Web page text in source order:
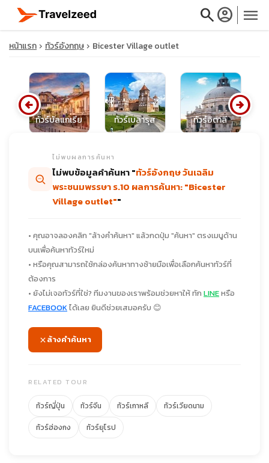
searchaccount_circle menu
close
calendar_month
search
หน้าแรก ทัวร์อังกฤษ Bicester Village outlet
ทัวร์บัลแกเรีย ทัวร์เบลารุส ทัวร์อิตาลี
arrow_circle_left arrow_circle_right
ไม่พบผลการค้นหา
ไม่พบข้อมูลคำค้นหา "ทัวร์อังกฤษ วันเฉลิม
พระชนมพรรษา ร.10 ผลการค้นหา: "Bicester
Village outlet""
• คุณอาจลองคลิก "ล้างคำค้นหา" แล้วกดปุ่ม "ค้นหา" ตรงเมนูด้าน
บนเพื่อค้นหาทัวร์ใหม่
• หรือคุณสามารถใช้กล่องค้นหาทางซ้ายมือเพื่อเลือกค้นหาทัวร์ที่
ต้องการ
• ยังไม่เจอทัวร์ที่ใช่? ทีมงานของเราพร้อมช่วยหาให้ ทัก LINEหรือ
FACEBOOKได้เลย ยินดีช่วยเสมอครับ 😊
ล้างคำค้นหา
RELATED TOUR
ทัวร์ญี่ปุ่น ทัวร์จีน ทัวร์เกาหลี
ทัวร์เวียดนาม
ทัวร์ฮ่องกง
ทัวร์ยุโรป